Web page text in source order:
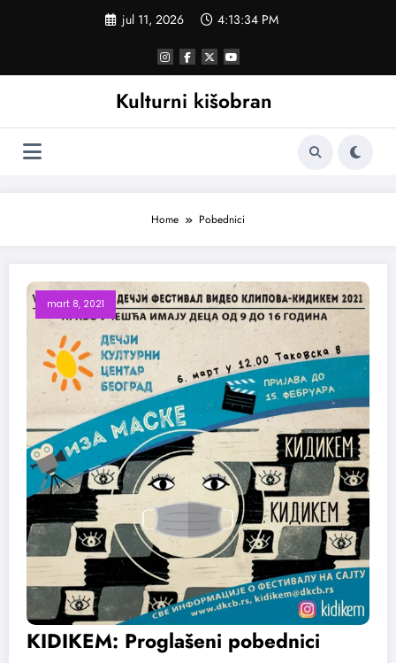
jul 11, 2026 4:13:34 PM
Kulturni kišobran
Home Pobednici
mart 8, 2021
KIDIKEM: Proglašeni pobednici